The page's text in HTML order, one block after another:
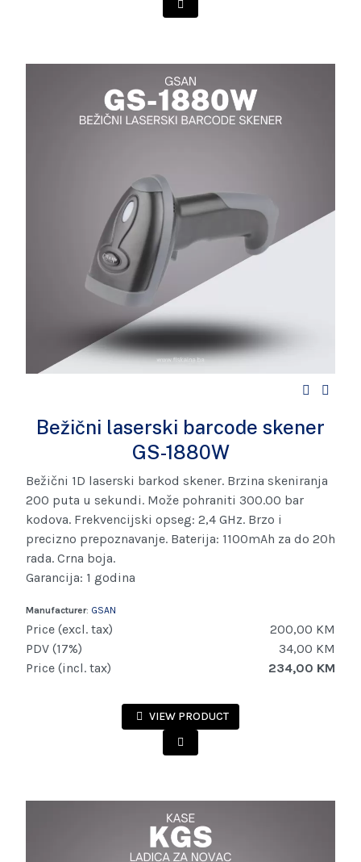
Bežični laserski barcode skener
GS-1880W
Bežični 1D laserski barkod skener. Brzina skeniranja
200 puta u sekundi. Može pohraniti 300.00 bar
kodova. Frekvencijski opseg: 2,4 GHz. Brzo i
precizno prepoznavanje. Baterija: 1100mAh za do 20h
rada. Crna boja.
Garancija: 1 godina
Manufacturer: GSAN
Price (excl. tax)
200,00 KM
PDV (17%)
34,00 KM
Price (incl. tax)
234,00 KM
VIEW PRODUCT